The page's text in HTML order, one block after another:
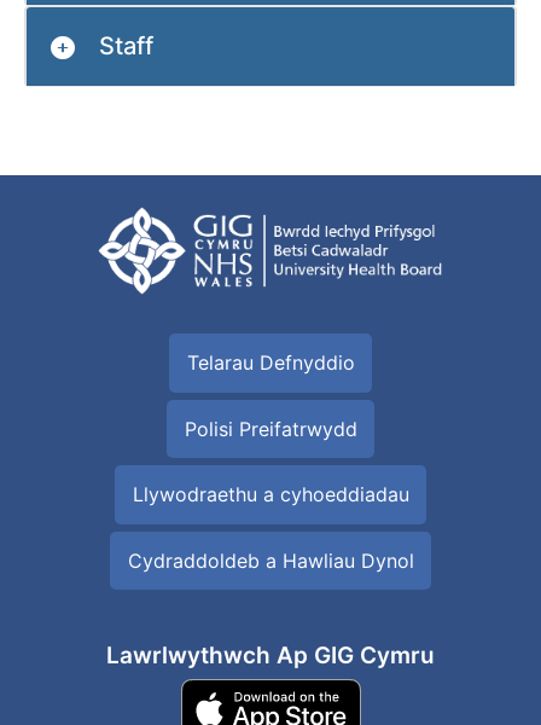
Staff
Telarau Defnyddio
Polisi Preifatrwydd
Llywodraethu a cyhoeddiadau
Cydraddoldeb a Hawliau Dynol
Lawrlwythwch Ap GIG Cymru